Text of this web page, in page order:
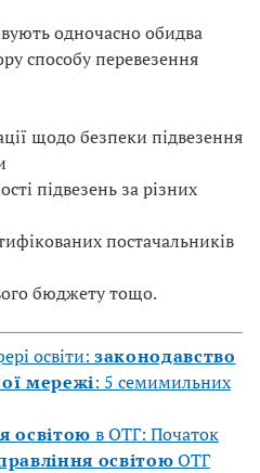
одночасно обидва
способу перевезення
щодо безпеки підвезення
підвезень за різних
постачальників
бюджету тощо.
освіти: законодавство
мережі: 5 семимильних
освітою в ОТГ: Початок
освітоюОТГ